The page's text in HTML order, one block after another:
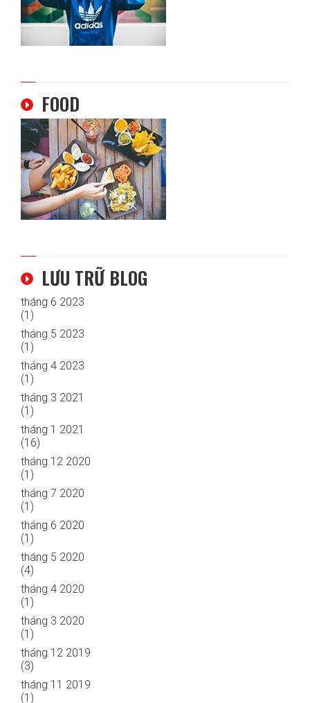
FOOD
LƯU TRỮ BLOG
tháng 6 2023
(1)
tháng 5 2023
(1)
tháng 4 2023
(1)
tháng 3 2021
(1)
tháng 1 2021
(16)
tháng 12 2020
(1)
tháng 7 2020
(1)
tháng 6 2020
(1)
tháng 5 2020
(4)
tháng 4 2020
(1)
tháng 3 2020
(1)
tháng 12 2019
(3)
tháng 11 2019
(1)